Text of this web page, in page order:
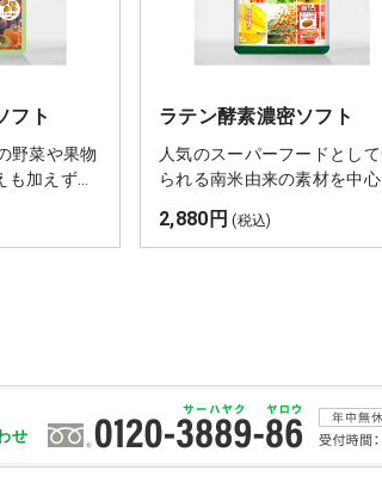
フト
野菜や果物
加えず、
た酵素の
た。
ラテン酵素濃密ソフト
人気のスーパーフードとし
られる南米由来の素材を中心
という長い期間をかけて発酵
熟成して栄養を抽出したの
2,880円 (税込)
せ